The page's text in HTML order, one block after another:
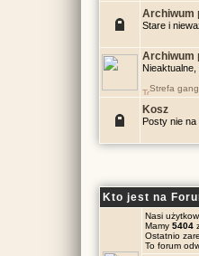
Archiwum
Stare i
Archiwum
Strefa
Kosz
Posty nie
Kto jest na
Nasi
Mamy 5404
Ostatnio
To forum